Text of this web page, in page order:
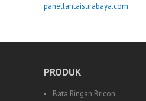
panellantaisurabaya.com
PRODUK
Bata Ringan Bricon